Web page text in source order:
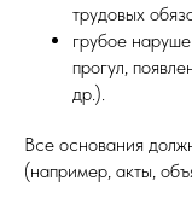
трудовых
грубое
прогул,
др.).
Все основания
(например, акты,